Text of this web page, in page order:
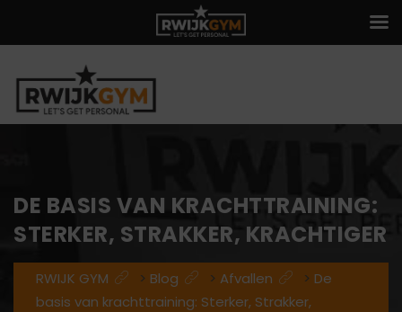
DE BASIS VAN KRACHTTRAINING:
STERKER, STRAKKER, KRACHTIGER
RWIJK GYM > Blog > Afvallen > De
basis van krachttraining: Sterker, Strakker,